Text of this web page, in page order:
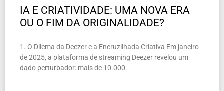
IA E CRIATIVIDADE: UMA NOVA ERA
OU O FIM DA ORIGINALIDADE?
1. O Dilema da Deezer e a Encruzilhada Criativa Em janeiro
de 2025, a plataforma de streaming Deezer revelou um
dado perturbador: mais de 10.000